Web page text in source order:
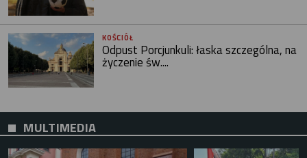
KOŚCIÓŁ
Odpust Porcjunkuli: łaska szczególna, na
życzenie św....
MULTIMEDIA